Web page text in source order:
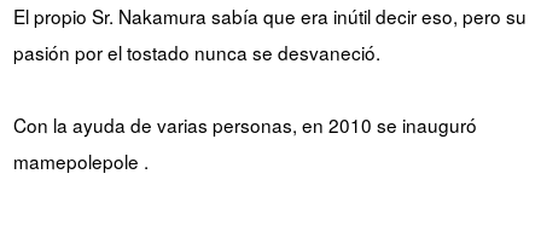
El propio Sr. Nakamura sabía que era inútil decir eso, pero su
pasión por el tostado nunca se desvaneció.
Con la ayuda de varias personas, en 2010 se inauguró
mamepolepole .